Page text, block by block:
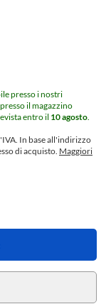
presso i nostri
il magazzino
entro il 10 agosto.
In base all'indirizzo
di acquisto. Maggiori